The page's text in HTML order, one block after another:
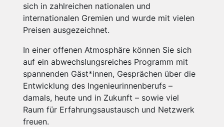
sich in zahlreichen nationalen und
internationalen Gremien und wurde mit vielen
Preisen ausgezeichnet.
In einer offenen Atmosphäre können Sie sich
auf ein abwechslungsreiches Programm mit
spannenden Gäst*innen, Gesprächen über die
Entwicklung des Ingenieurinnenberufs –
damals, heute und in Zukunft – sowie viel
Raum für Erfahrungsaustausch und Netzwerk
freuen.